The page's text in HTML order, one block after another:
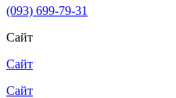
(093) 699-79-31
Сайт
Сайт
Сайт